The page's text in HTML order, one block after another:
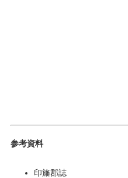
参考資料
印旛郡誌